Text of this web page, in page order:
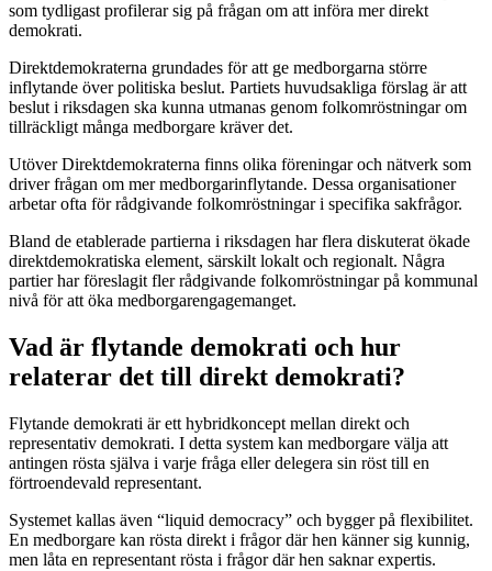
som tydligast profilerar sig på frågan om att införa mer direkt
demokrati.
Direktdemokraterna grundades för att ge medborgarna större
inflytande över politiska beslut. Partiets huvudsakliga förslag är att
beslut i riksdagen ska kunna utmanas genom folkomröstningar om
tillräckligt många medborgare kräver det.
Utöver Direktdemokraterna finns olika föreningar och nätverk som
driver frågan om mer medborgarinflytande. Dessa organisationer
arbetar ofta för rådgivande folkomröstningar i specifika sakfrågor.
Bland de etablerade partierna i riksdagen har flera diskuterat ökade
direktdemokratiska element, särskilt lokalt och regionalt. Några
partier har föreslagit fler rådgivande folkomröstningar på kommunal
nivå för att öka medborgarengagemanget.
Vad är flytande demokrati och hur
relaterar det till direkt demokrati?
Flytande demokrati är ett hybridkoncept mellan direkt och
representativ demokrati. I detta system kan medborgare välja att
antingen rösta själva i varje fråga eller delegera sin röst till en
förtroendevald representant.
Systemet kallas även “liquid democracy” och bygger på flexibilitet.
En medborgare kan rösta direkt i frågor där hen känner sig kunnig,
men låta en representant rösta i frågor där hen saknar expertis.